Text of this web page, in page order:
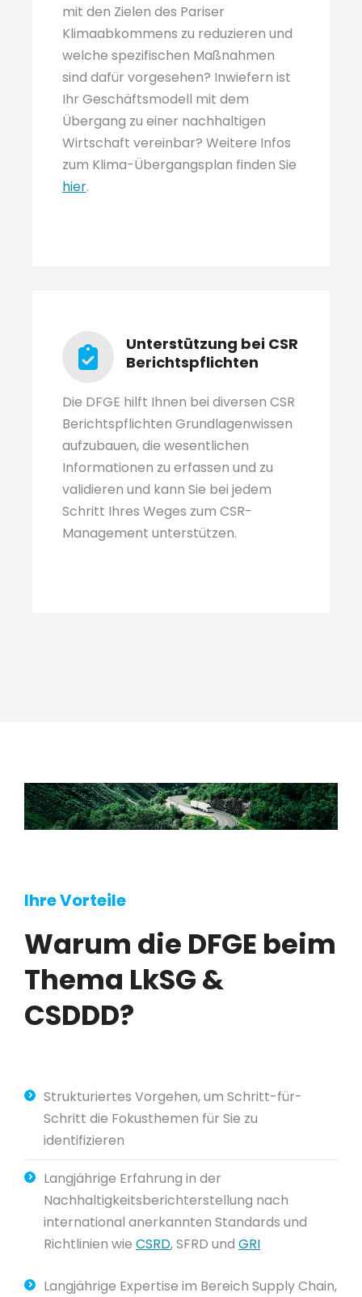
mit den Zielen des Pariser
Klimaabkommens zu reduzieren und
welche spezifischen Maßnahmen
sind dafür vorgesehen? Inwiefern ist
Ihr Geschäftsmodell mit dem
Übergang zu einer nachhaltigen
Wirtschaft vereinbar? Weitere Infos
zum Klima-Übergangsplan finden Sie
hier.
Unterstützung bei CSR
Berichtspflichten
Die DFGE hilft Ihnen bei diversen CSR
Berichtspflichten Grundlagenwissen
aufzubauen, die wesentlichen
Informationen zu erfassen und zu
validieren und kann Sie bei jedem
Schritt Ihres Weges zum CSR-
Management unterstützen.
Ihre Vorteile
Warum die DFGE beim
Thema LkSG &
CSDDD?
Strukturiertes Vorgehen, um Schritt-für-
Schritt die Fokusthemen für Sie zu
identifizieren
Langjährige Erfahrung in der
Nachhaltigkeitsberichterstellung nach
international anerkannten Standards und
Richtlinien wie CSRD, SFRD und GRI
Langjährige Expertise im Bereich Supply Chain,